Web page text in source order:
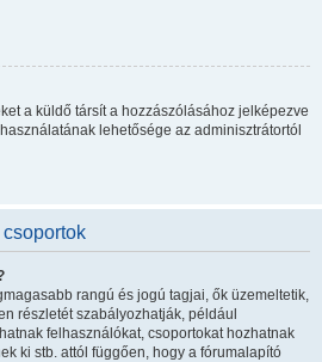
a küldő társít a hozzászólásához jelképezve
lehetősége az adminisztrátortól
rangú és jogú tagjai, ők üzemeltetik,
részletét szabályozhatják, például
felhasználókat, csoportokat hozhatnak
ki stb. attól függően, hogy a fórumalapító